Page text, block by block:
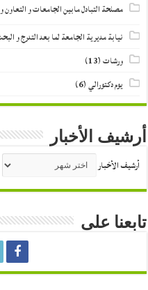
مصلحة التبادل مابين الجامعات و التعاون
نيابة مديرية الجامعة لما بعد التدرج و
ورشات(13)
يوم دكتورالي(6)
أرشيف الأخبار
أرشيف الأخبار
تابعنا على